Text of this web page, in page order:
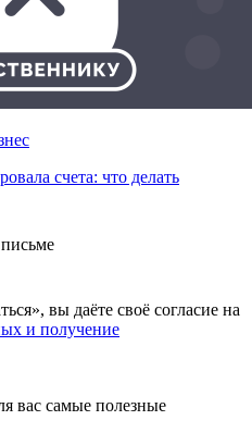
счета: что делать
вы даёте своё согласие на
и получение
вас самые полезные